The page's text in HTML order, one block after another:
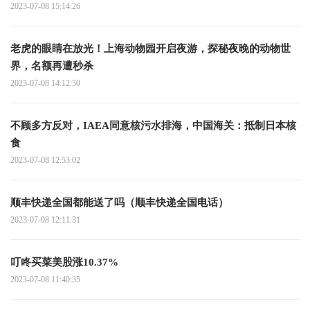
2023-07-08 15:14:26
老虎的眼睛在放光！上海动物园开启夜游，探秘夜晚的动物世
界，名额再遭秒杀
2023-07-08 14:12:50
不顾多方反对，IAEA同意核污水排海，中国海关：抵制日本核
食
2023-07-08 12:53:02
顺丰快递全国都能送了吗（顺丰快递全国电话）
2023-07-08 12:11:31
叮咚买菜美股涨10.37%
2023-07-08 11:40:35